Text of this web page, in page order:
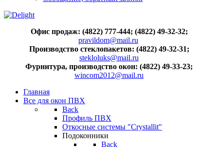
Офис продаж: (4822) 777-444; (4822) 49-32-32;
pravildom@mail.ru
Производство стеклопакетов: (4822) 49-32-31;
stekloluks@mail.ru
Фурнитура, производство окон: (4822) 49-33-23;
wincom2012@mail.ru
Главная
Все для окон ПВХ
Back
Профиль ПВХ
Откосные системы "Crystallit"
Подоконники
Back